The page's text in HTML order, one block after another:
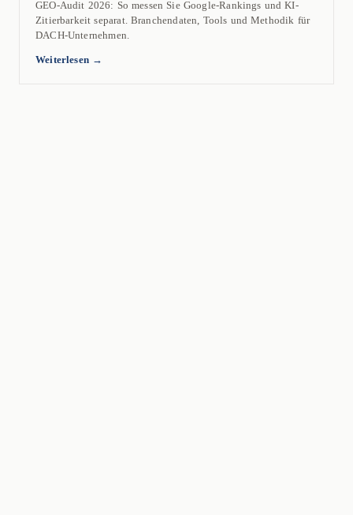
GEO-Audit 2026: So messen Sie Google-Rankings und KI-
Zitierbarkeit separat. Branchendaten, Tools und Methodik für
DACH-Unternehmen.
Weiterlesen →